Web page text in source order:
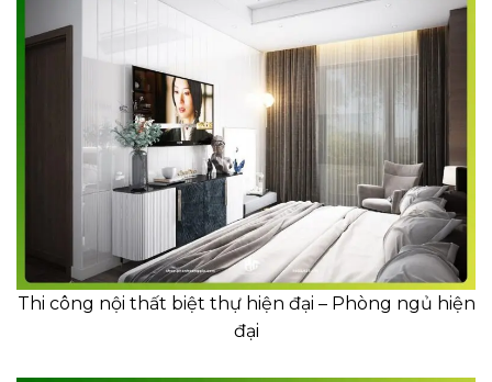
Thi công nội thất biệt thự hiện đại – Phòng ngủ hiện
đại